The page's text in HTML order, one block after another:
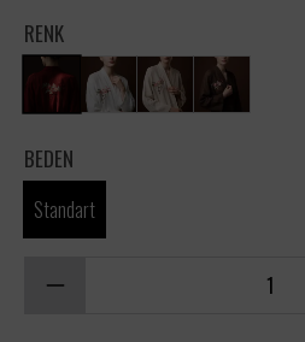
RENK
BEDEN
Standart